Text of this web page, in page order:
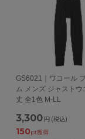
GS6021｜ワコール
ム メンズ ジャストウ
丈 全1色 M-LL
3,300 円 (税込)
150pt獲得